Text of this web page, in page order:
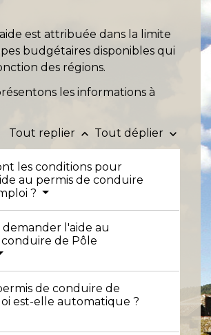
est attribuée dans la limite
budgétaires disponibles qui
des régions.
les informations à
Tout replier keyboard_arrow_up Tout déplier keyboard_arrow_down
les conditions pour
au permis de conduire
?
l'aide au
de Pôle
de conduire de
est-elle automatique ?